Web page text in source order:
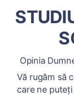
Opinia
Vă rugăm să
care ne